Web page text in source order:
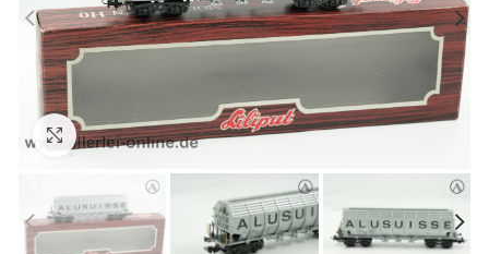
Zum Vergrößern anklicken